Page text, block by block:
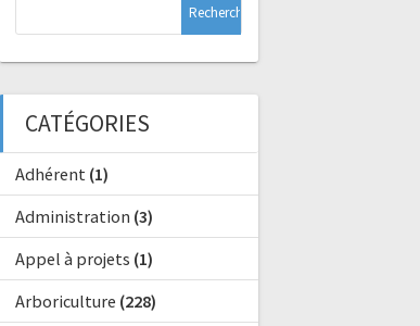
CATÉGORIES
Adhérent(1)
Administration (3)
Appel à projets (1)
Arboriculture (228)